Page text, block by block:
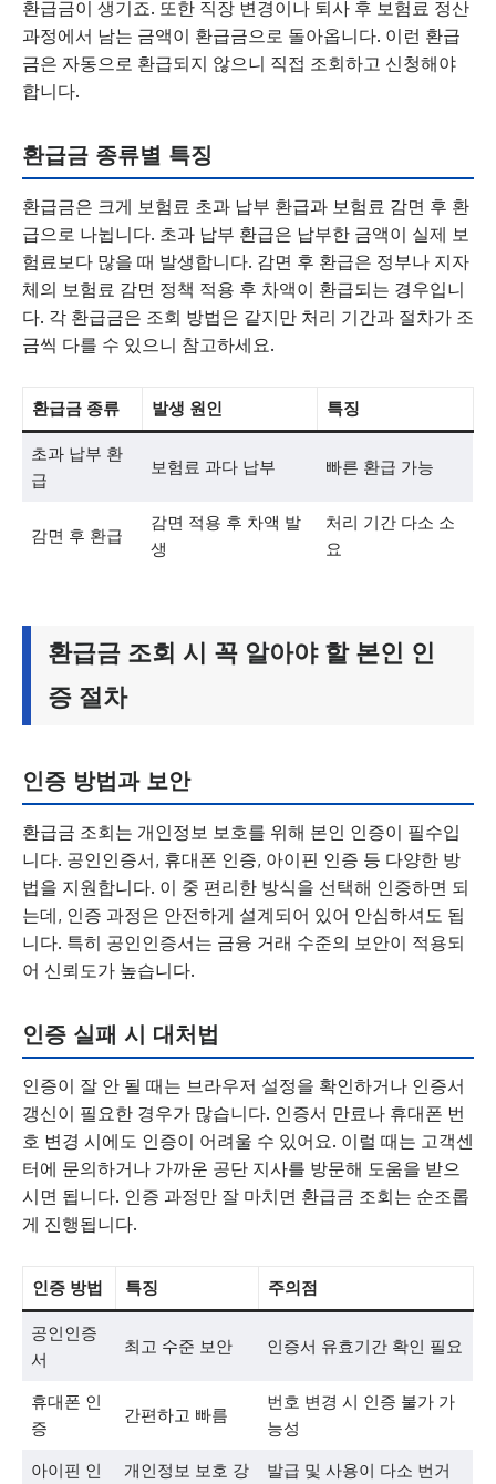
환급금이 생기죠. 또한 직장 변경이나 퇴사 후 보험료 정산
과정에서 남는 금액이 환급금으로 돌아옵니다. 이런 환급
금은 자동으로 환급되지 않으니 직접 조회하고 신청해야
합니다.
환급금 종류별 특징
환급금은 크게 보험료 초과 납부 환급과 보험료 감면 후 환
급으로 나뉩니다. 초과 납부 환급은 납부한 금액이 실제 보
험료보다 많을 때 발생합니다. 감면 후 환급은 정부나 지자
체의 보험료 감면 정책 적용 후 차액이 환급되는 경우입니
다. 각 환급금은 조회 방법은 같지만 처리 기간과 절차가 조
금씩 다를 수 있으니 참고하세요.
환급금 종류 발생 원인 특징
초과 납부 환
급
보험료 과다 납부 빠른 환급 가능
감면 후 환급
감면 적용 후 차액 발
생
처리 기간 다소 소
요
환급금 조회 시 꼭 알아야 할 본인 인
증 절차
인증 방법과 보안
환급금 조회는 개인정보 보호를 위해 본인 인증이 필수입
니다. 공인인증서, 휴대폰 인증, 아이핀 인증 등 다양한 방
법을 지원합니다. 이 중 편리한 방식을 선택해 인증하면 되
는데, 인증 과정은 안전하게 설계되어 있어 안심하셔도 됩
니다. 특히 공인인증서는 금융 거래 수준의 보안이 적용되
어 신뢰도가 높습니다.
인증 실패 시 대처법
인증이 잘 안 될 때는 브라우저 설정을 확인하거나 인증서
갱신이 필요한 경우가 많습니다. 인증서 만료나 휴대폰 번
호 변경 시에도 인증이 어려울 수 있어요. 이럴 때는 고객센
터에 문의하거나 가까운 공단 지사를 방문해 도움을 받으
시면 됩니다. 인증 과정만 잘 마치면 환급금 조회는 순조롭
게 진행됩니다.
인증 방법 특징 주의점
공인인증
서
최고 수준 보안 인증서 유효기간 확인 필요
휴대폰 인
증
간편하고 빠름
번호 변경 시 인증 불가 가
능성
아이핀 인
개인정보 보호 강
발급 및 사용이 다소 번거